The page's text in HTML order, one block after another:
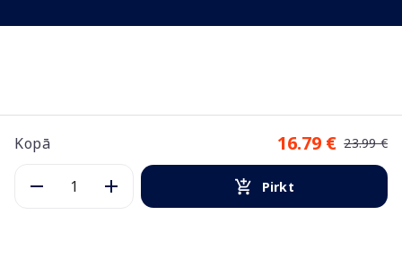
Kopā 16.79 € 23.99 €
Pirkt